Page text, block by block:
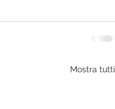
Mostra tutti